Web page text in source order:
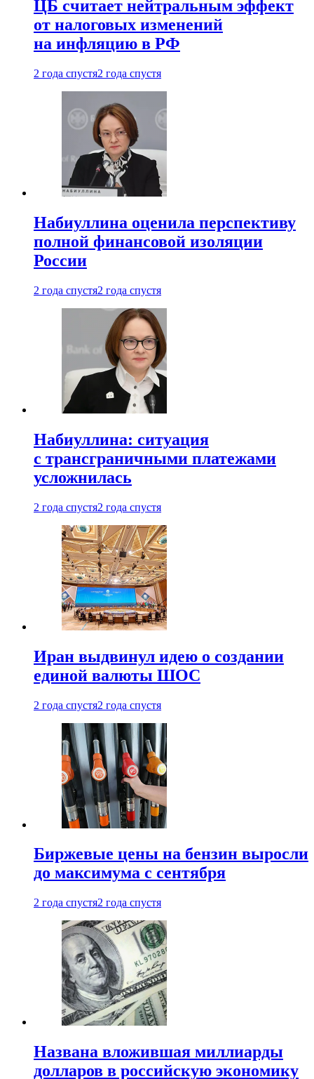
ЦБ считает нейтральным эффект
от налоговых изменений
на инфляцию в РФ
2 года спустя2 года спустя
Набиуллина оценила перспективу
полной финансовой изоляции
России
2 года спустя2 года спустя
Набиуллина: ситуация
с трансграничными платежами
усложнилась
2 года спустя2 года спустя
Иран выдвинул идею о создании
единой валюты ШОС
2 года спустя2 года спустя
Биржевые цены на бензин выросли
до максимума с сентября
2 года спустя2 года спустя
Названа вложившая миллиарды
долларов в российскую экономику